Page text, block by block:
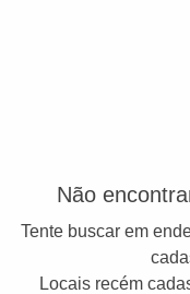
Não
Tente buscar em
Locais recém